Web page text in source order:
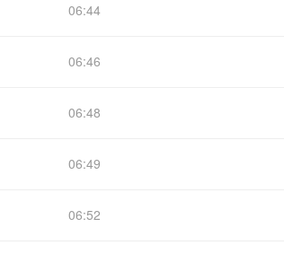
06:44
06:46
06:48
06:49
06:52